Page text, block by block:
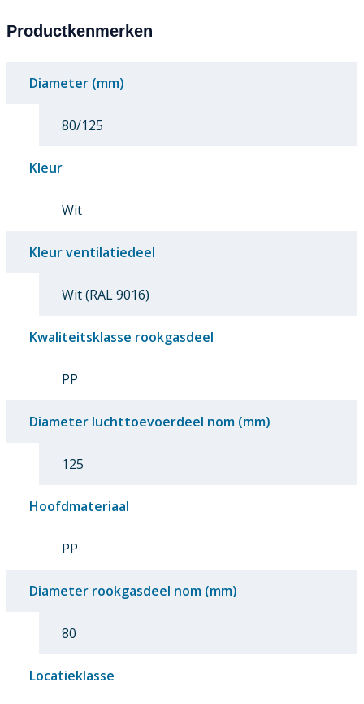
Productkenmerken
Diameter (mm)
80/125
Kleur
Wit
Kleur ventilatiedeel
Wit (RAL 9016)
Kwaliteitsklasse rookgasdeel
PP
Diameter luchttoevoerdeel nom (mm)
125
Hoofdmateriaal
PP
Diameter rookgasdeel nom (mm)
80
Locatieklasse